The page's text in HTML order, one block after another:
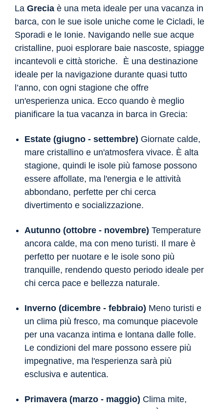
La Greciaè una meta ideale per una vacanza in
barca, con le sue isole uniche come le Cicladi, le
Sporadi e le Ionie. Navigando nelle sue acque
cristalline, puoi esplorare baie nascoste, spiagge
incantevoli e città storiche. È una destinazione
ideale per la navigazione durante quasi tutto
l’anno, con ogni stagione che offre
un'esperienza unica. Ecco quando è meglio
pianificare la tua vacanza in barca in Grecia:
Estate (giugno - settembre) Giornate calde,
mare cristallino e un'atmosfera vivace. È alta
stagione, quindi le isole più famose possono
essere affollate, ma l'energia e le attività
abbondano, perfette per chi cerca
divertimento e socializzazione.
Autunno (ottobre - novembre) Temperature
ancora calde, ma con meno turisti. Il mare è
perfetto per nuotare e le isole sono più
tranquille, rendendo questo periodo ideale per
chi cerca pace e bellezza naturale.
Inverno (dicembre - febbraio) Meno turisti e
un clima più fresco, ma comunque piacevole
per una vacanza intima e lontana dalle folle.
Le condizioni del mare possono essere più
impegnative, ma l'esperienza sarà più
esclusiva e autentica.
Primavera (marzo - maggio) Clima mite,